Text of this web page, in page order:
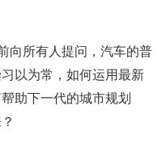
向所有人提问，汽车的普
以为常，如何运用最新
助下一代的城市规划